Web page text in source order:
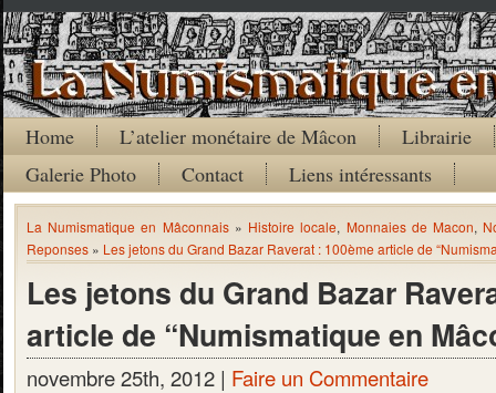
Home L’atelier monétaire de Mâcon
Librairie
Galerie Photo
Contact Liens intéressants
La Numismatique en Mâconnais» Histoire locale, Monnaies de Macon,
Reponses » Les jetons du Grand Bazar Raverat : 100ème article de
Les jetons du Grand Bazar
article de “Numismatique en
novembre 25th, 2012 | Faire un Commentaire